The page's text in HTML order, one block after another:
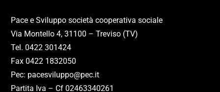
Pace e Sviluppo società cooperativa sociale
Via Montello 4, 31100 – Treviso (TV)
Tel. 0422 301424
Fax 0422 1832050
Pec: pacesviluppo@pec.it
Partita Iva – Cf 02463340261